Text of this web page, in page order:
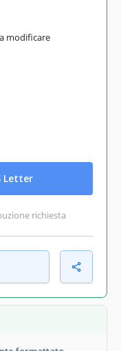
modificare
Letter
richiesta